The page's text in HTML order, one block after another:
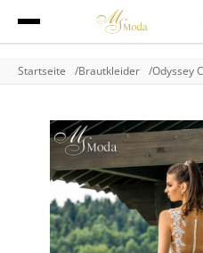
Startseite Brautkleider Odyssey